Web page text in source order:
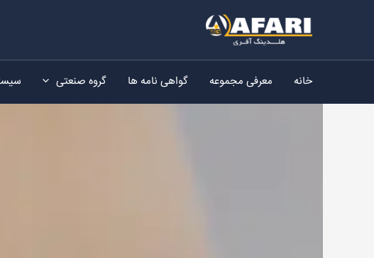
محتوا
خانه
معرفی مجموعه گواهی نامه ها گروه صنعتی